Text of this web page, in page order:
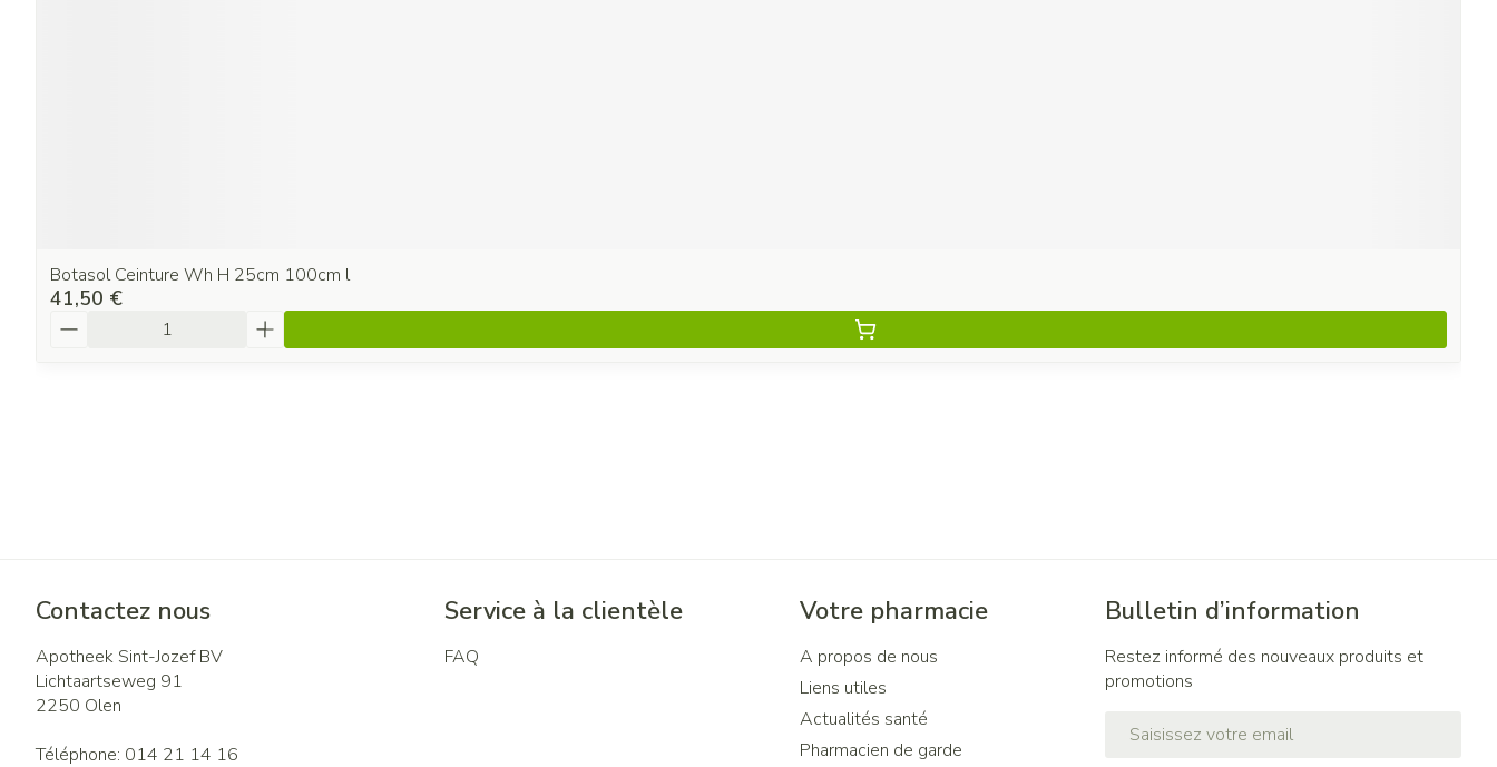
Botasol Ceinture Wh H 25cm 100cm l
41,50 €
Contactez nous
Apotheek Sint-Jozef BV
Lichtaartseweg 91
2250 Olen
Téléphone: 014 21 14 16
Service à la clientèle
FAQ
Votre pharmacie
A propos de nous
Liens utiles
Actualités santé
Pharmacien de garde
Bulletin d’information
Restez informé des nouveaux produits et
promotions